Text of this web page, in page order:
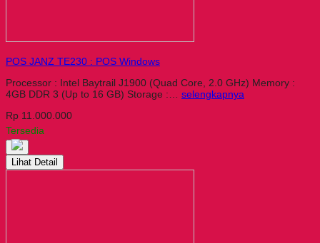
POS JANZ TE230 : POS Windows
Processor : Intel Baytrail J1900 (Quad Core, 2.0 GHz) Memory :
4GB DDR 3 (Up to 16 GB) Storage :… selengkapnya
Rp 11.000.000
Tersedia
Lihat Detail